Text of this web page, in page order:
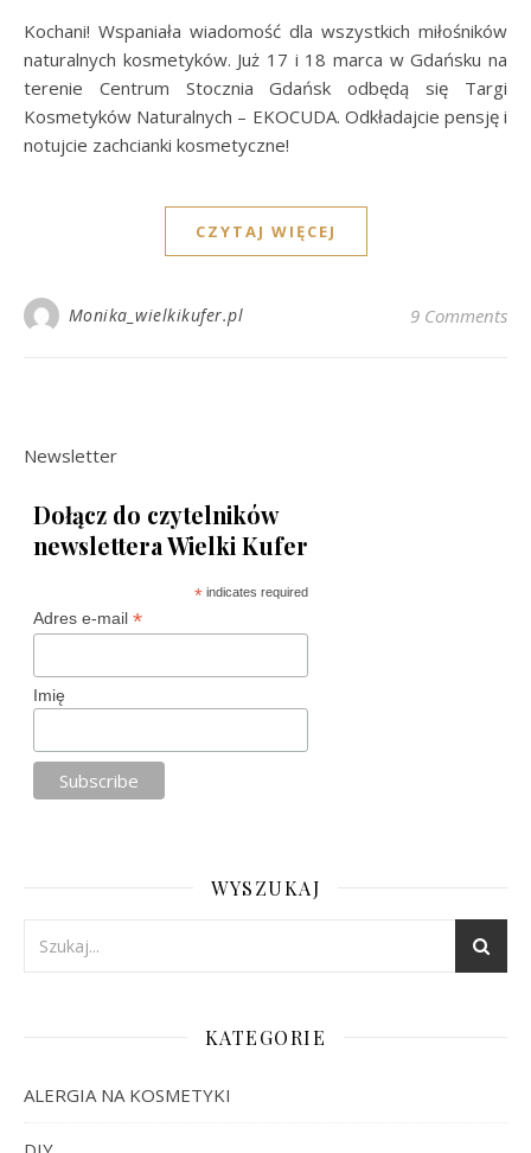
Kochani! Wspaniała wiadomość dla wszystkich miłośników
naturalnych kosmetyków. Już 17 i 18 marca w Gdańsku na
terenie Centrum Stocznia Gdańsk odbędą się Targi
Kosmetyków Naturalnych – EKOCUDA. Odkładajcie pensję i
notujcie zachcianki kosmetyczne!
CZYTAJ WIĘCEJ
Monika_wielkikufer.pl 9 Comments
Newsletter
Dołącz do czytelników
newslettera Wielki Kufer
* indicates required
Adres e-mail *
Imię
WYSZUKAJ
KATEGORIE
ALERGIA NA KOSMETYKI